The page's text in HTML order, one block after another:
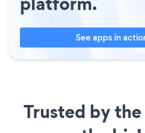
See apps in
Trusted by